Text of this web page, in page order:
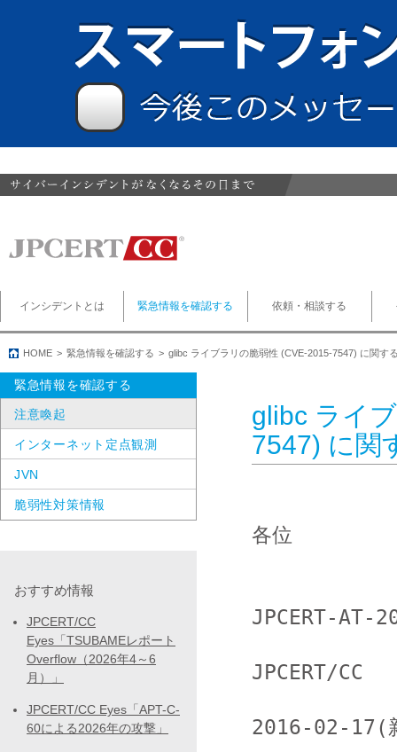
インシデントとは 緊急情報を確認する 依頼・相談する
HOME 緊急情報を確認する glibc ライブラリの脆弱性 (CVE-2015-7547) に関す
glibc ライ
7547) に関
各位
JPCERT-AT-
JPCERT/CC
2016-02-17(
緊急情報を確認する
注意喚起
インターネット定点観測
JVN
脆弱性対策情報
おすすめ情報
JPCERT/CC
Eyes「TSUBAMEレポート
Overflow（2026年4～6
月）」
JPCERT/CC Eyes「APT-C-
60による2026年の攻撃」